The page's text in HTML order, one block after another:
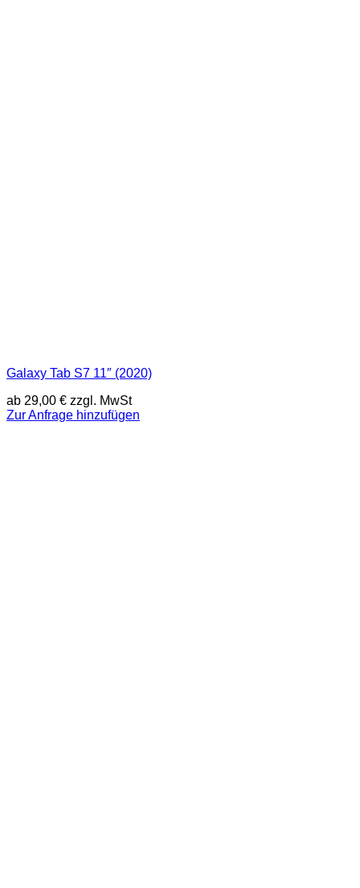
Galaxy Tab S7 11″ (2020)
ab 29,00 € zzgl. MwSt
Zur Anfrage hinzufügen